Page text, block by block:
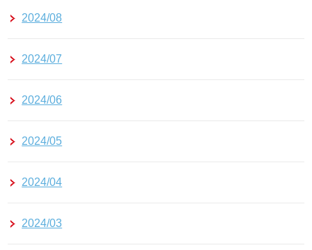
2024/08
2024/07
2024/06
2024/05
2024/04
2024/03